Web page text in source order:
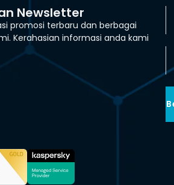
Newsletter
promosi terbaru dan berbagai
Kerahasian informasi anda kami